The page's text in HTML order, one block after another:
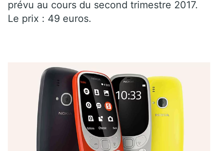
prévu au cours du second trimestre 2017.
Le prix : 49 euros.